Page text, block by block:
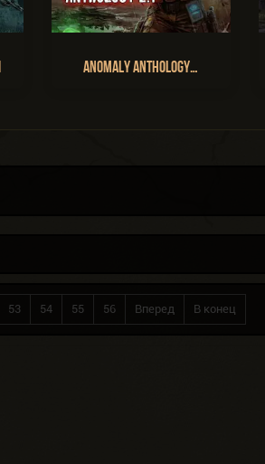
Anomaly Anthology…
53 54 55 56 Вперед В конец